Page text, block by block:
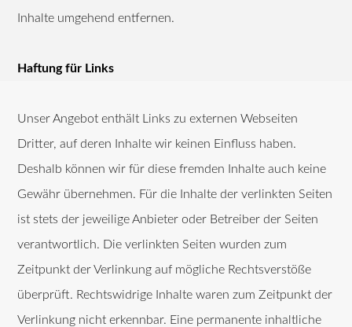
Inhalte umgehend entfernen.
Haftung für Links
Unser Angebot enthält Links zu externen Webseiten
Dritter, auf deren Inhalte wir keinen Einfluss haben.
Deshalb können wir für diese fremden Inhalte auch keine
Gewähr übernehmen. Für die Inhalte der verlinkten Seiten
ist stets der jeweilige Anbieter oder Betreiber der Seiten
verantwortlich. Die verlinkten Seiten wurden zum
Zeitpunkt der Verlinkung auf mögliche Rechtsverstöße
überprüft. Rechtswidrige Inhalte waren zum Zeitpunkt der
Verlinkung nicht erkennbar. Eine permanente inhaltliche